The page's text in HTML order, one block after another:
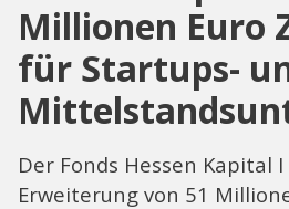
Millionen Euro
für Startups-
Der Fonds Hessen Kapital
Erweiterung von 51